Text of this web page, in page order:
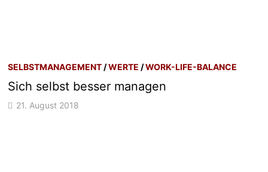
SELBSTMANAGEMENT /WERTE /WORK-LIFE-BALANCE
Sich selbst besser managen
21. August 2018